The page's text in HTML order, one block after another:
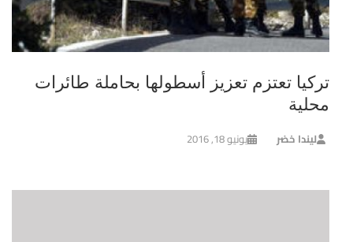
تركيا تعتزم تعزيز أسطولها بحاملة طائرات
محلية
ليندا خضر يونيو 18, 2016